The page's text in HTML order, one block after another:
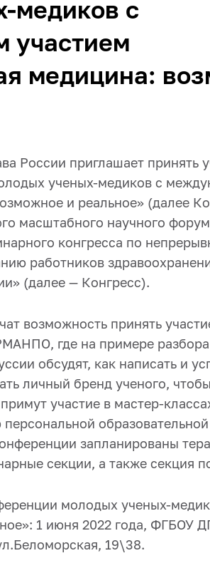
медиков с
участием
медицина:
приглашает принять
ученых-медиков с
и реальное» (далее
масштабного научного
конгресса по
работников
(далее — Конгресс).
возможность принять
где на примере разбора
обсудят, как написать и
личный бренд ученого,
участие в мастер-
запланированы
секции, а также секция
молодых ученых-
1 июня 2022 года,
19\38.